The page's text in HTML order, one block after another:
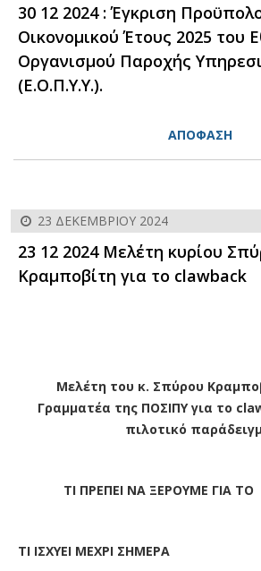
30 12 2024 : Έγκριση
Οικονομικού Έτους 2025 του
Οργανισμού Παροχής
(Ε.Ο.Π.Υ.Υ.).
ΑΠΟΦΑΣΗ
23 ΔΕΚΕΜΒΡΊΟΥ 2024
23 12 2024 Μελέτη κυρίου
Κραμποβίτη για το clawback
Μελέτη του κ. Σπύρου
Γραμματέα της ΠΟΣΙΠΥ για το
πιλοτικό
ΤΙ ΠΡΕΠΕΙ ΝΑ ΞΕΡΟΥΜΕ ΓΙΑ ΤΟ
ΤΙ ΙΣΧΥΕΙ ΜΕΧΡΙ ΣΗΜΕΡΑ